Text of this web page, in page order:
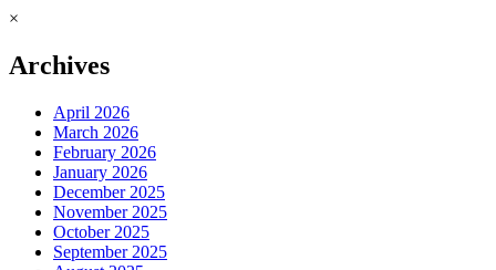
×
Archives
April 2026
March 2026
February 2026
January 2026
December 2025
November 2025
October 2025
September 2025